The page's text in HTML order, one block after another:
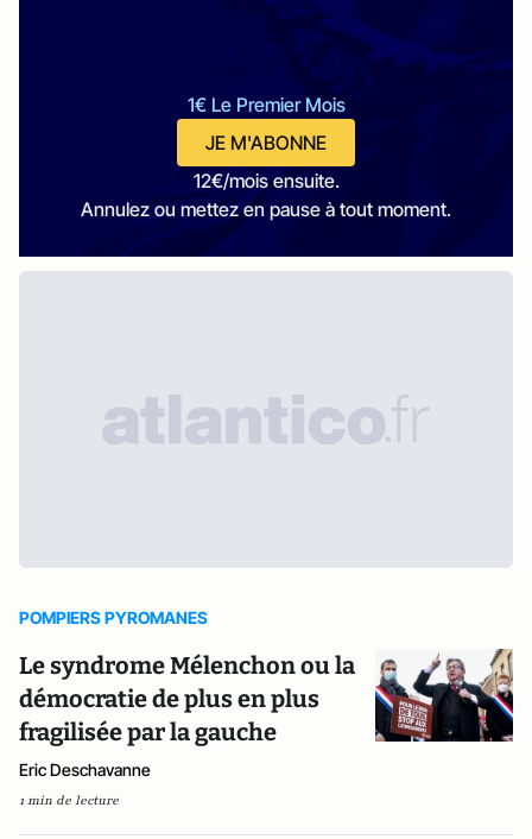
1€ Le Premier Mois
JE M'ABONNE
12€/mois ensuite.
Annulez ou mettez en pause à tout moment.
POMPIERS PYROMANES
Le syndrome Mélenchon ou la
démocratie de plus en plus
fragilisée par la gauche
Eric Deschavanne
1 min de lecture